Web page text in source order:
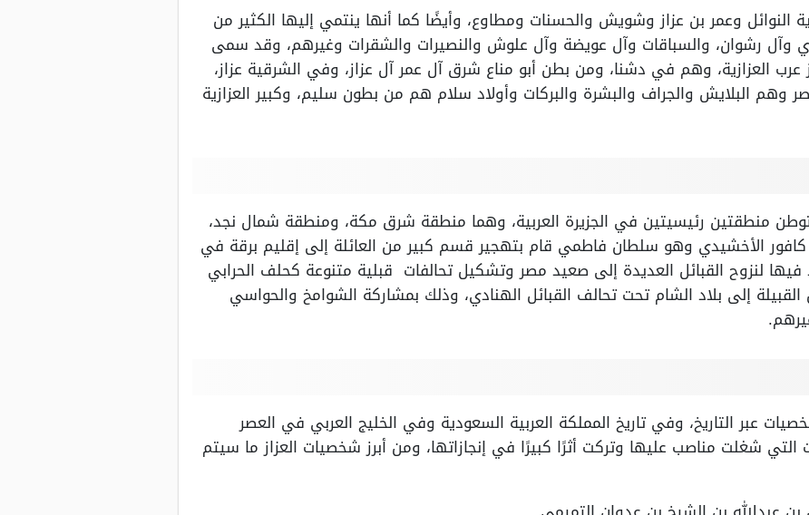
النوائل وعمر بن عزاز وشويش والحسنات ومطاوع، وأيضًا كما أنها ينتمي إليها الكثير من
وآل رشوان، والسباقات وآل عويضة وآل علوش والنصيرات والشقرات وغيرهم، وقد سمى
عرب العزازية، وهم في دشنا، ومن بطن أبو مناع شرق آل عمر آل عزاز، وفي الشرقية عزاز،
وهم البلايش والجراف والبشرة والبركات وأولاد سلام هم من بطون سليم، وكبير العزازية
منطقتين رئيسيتين في الجزيرة العربية، وهما منطقة شرق مكة، ومنطقة شمال نجد،
كافور الأخشيدي وهو سلطان فاطمي قام بتهجير قسم كبير من العائلة إلى إقليم برقة في
فيها لنزوح القبائل العديدة إلى صعيد مصر وتشكيل تحالفات قبلية متنوعة كحلف الحرابي
إلى بلاد الشام تحت تحالف القبائل الهنادي، وذلك بمشاركة الشوامخ والحواسي
عبر التاريخ، وفي تاريخ المملكة العربية السعودية وفي الخليج العربي في العصر
شغلت مناصب عليها وتركت أثرًا كبيرًا في إنجازاتها، ومن أبرز شخصيات العزاز ما سيتم